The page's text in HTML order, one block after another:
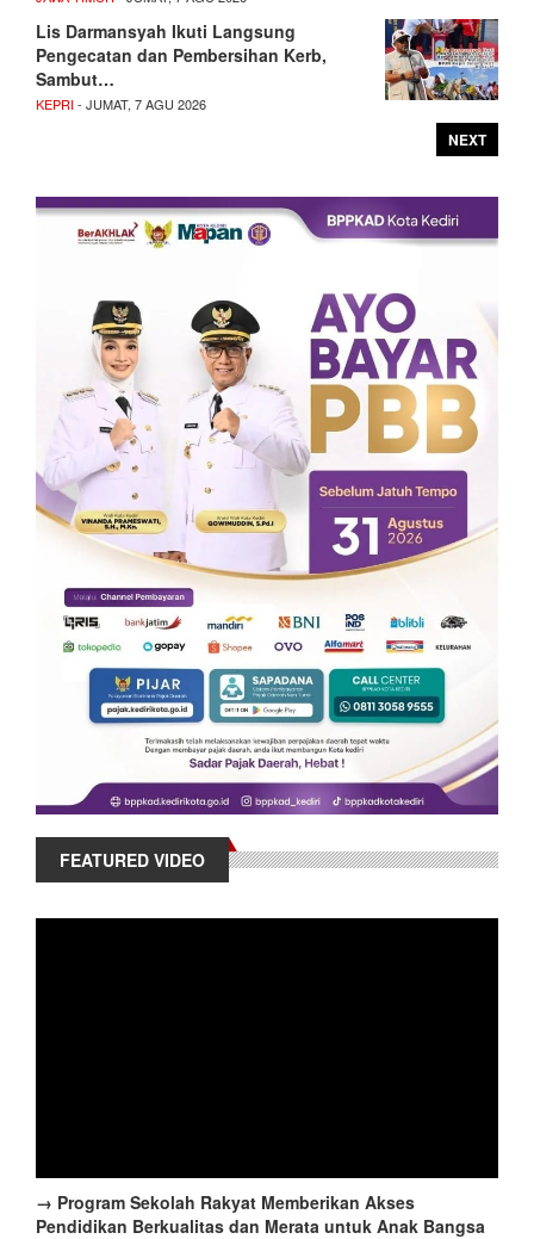
Lis Darmansyah Ikuti Langsung
Pengecatan dan Pembersihan Kerb,
Sambut…
KEPRI- JUMAT, 7 AGU 2026
NEXT
FEATURED VIDEO
→ Program Sekolah Rakyat Memberikan Akses
Pendidikan Berkualitas dan Merata untuk Anak Bangsa